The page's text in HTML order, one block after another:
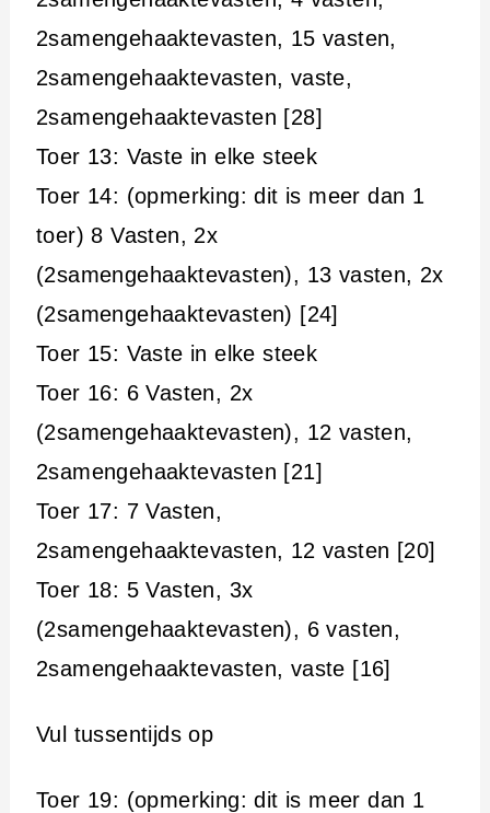
2samengehaaktevasten, 15 vasten,
2samengehaaktevasten, vaste,
2samengehaaktevasten [28]
Toer 13: Vaste in elke steek
Toer 14: (opmerking: dit is meer dan 1
toer) 8 Vasten, 2x
(2samengehaaktevasten), 13 vasten, 2x
(2samengehaaktevasten) [24]
Toer 15: Vaste in elke steek
Toer 16: 6 Vasten, 2x
(2samengehaaktevasten), 12 vasten,
2samengehaaktevasten [21]
Toer 17: 7 Vasten,
2samengehaaktevasten, 12 vasten [20]
Toer 18: 5 Vasten, 3x
(2samengehaaktevasten), 6 vasten,
2samengehaaktevasten, vaste [16]
Vul tussentijds op
Toer 19: (opmerking: dit is meer dan 1